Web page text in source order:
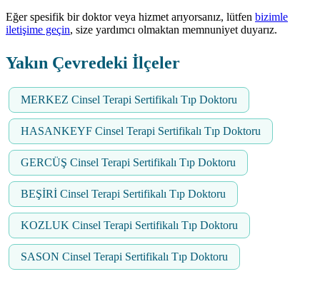
Eğer spesifik bir doktor veya hizmet arıyorsanız, lütfen bizimle
iletişime geçin, size yardımcı olmaktan memnuniyet duyarız.
Yakın Çevredeki İlçeler
MERKEZ Cinsel Terapi Sertifikalı Tıp Doktoru
HASANKEYF Cinsel Terapi Sertifikalı Tıp Doktoru
GERCÜŞ Cinsel Terapi Sertifikalı Tıp Doktoru
BEŞİRİ Cinsel Terapi Sertifikalı Tıp Doktoru
KOZLUK Cinsel Terapi Sertifikalı Tıp Doktoru
SASON Cinsel Terapi Sertifikalı Tıp Doktoru